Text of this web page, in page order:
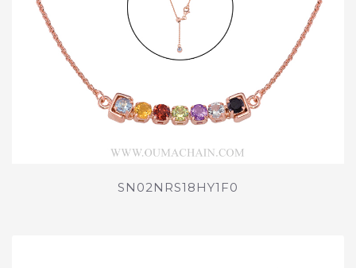
SN02NRS18HY1F0